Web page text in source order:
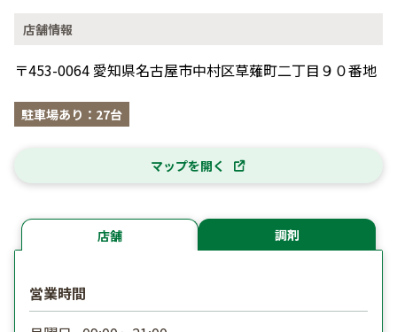
店舗情報
〒453-0064 愛知県名古屋市中村区草薙町二丁目９０番地
駐車場あり：27台
マップを開く
店舗 調剤
営業時間